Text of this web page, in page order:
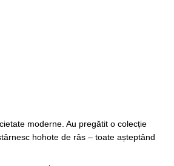
moderne. Au pregătit o colecție
hohote de râs – toate așteptând